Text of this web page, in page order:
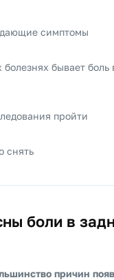
боли в
причин
симптомы
бывает боль
пройти
снять